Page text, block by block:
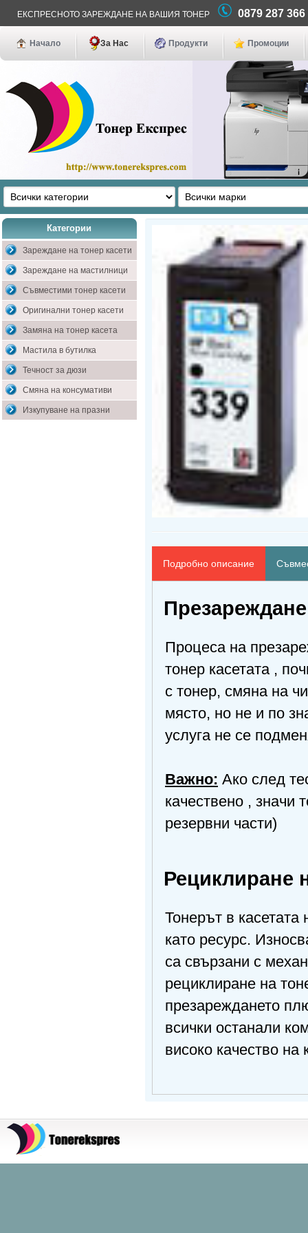
ЕКСПРЕСНОТО ЗАРЕЖДАНЕ НА ВАШИЯ ТОНЕР 0879 287
Начало За Нас Продукти Промоции
Категории
Зареждане на тонер касети
Зареждане на мастилници
Съвместими тонер касети
Оригинални тонер касети
Замяна на тонер касета
Мастила в бутилка
Течност за дюзи
Смяна на консумативи
Изкупуване на празни
Подробно описание
Процеса на
тонер касетата ,
с тонер, смяна на
място, но не и по
услуга не се
Важно: Ако след
качествено , значи
резервни части)
Рециклиране
Тонерът в
като ресурс.
са свързани с
рециклиране на
презареждането
всички останали
високо качество на